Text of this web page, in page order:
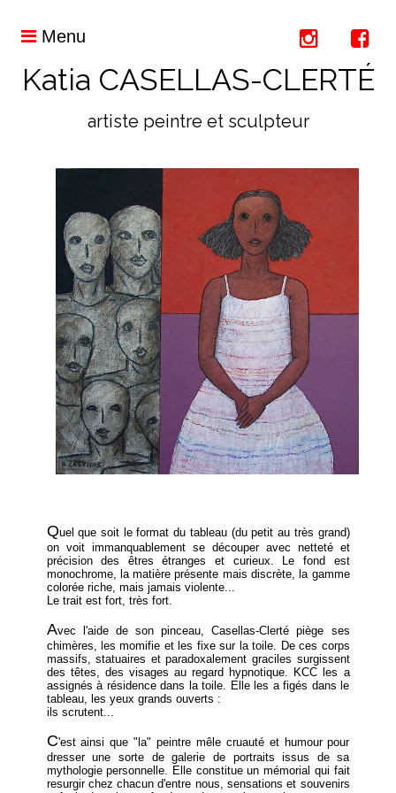
Menu
Katia CASELLAS-CLERTÉ
artiste peintre et sculpteur
Quel que soit le format du tableau (du petit au très grand)
on voit immanquablement se découper avec netteté et
précision des êtres étranges et curieux. Le fond est
monochrome, la matière présente mais discrète, la gamme
colorée riche, mais jamais violente...
Le trait est fort, très fort.
Avec l'aide de son pinceau, Casellas-Clerté piège ses
chimères, les momifie et les fixe sur la toile. De ces corps
massifs, statuaires et paradoxalement graciles surgissent
des têtes, des visages au regard hypnotique. KCC les a
assignés à résidence dans la toile. Elle les a figés dans le
tableau, les yeux grands ouverts :
ils scrutent...
C'est ainsi que "la" peintre mêle cruauté et humour pour
dresser une sorte de galerie de portraits issus de sa
mythologie personnelle. Elle constitue un mémorial qui fait
resurgir chez chacun d'entre nous, sensations et souvenirs